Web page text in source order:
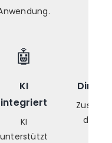
🤖
KI
integriert
KI
unterstützt
direkt